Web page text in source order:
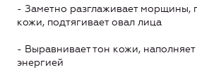
- Заметно разглаживает морщины,
кожи, подтягивает овал лица
- Выравнивает тон кожи,
энергией